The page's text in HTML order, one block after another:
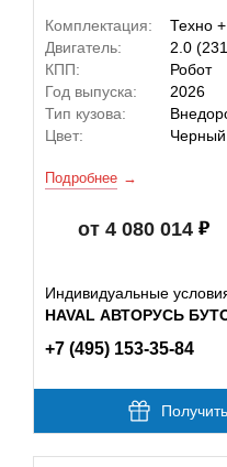
Комплектация:
Техно +
Двигатель:
2.0
КПП:
Робот
Год выпуска:
2026
Тип кузова:
Цвет:
Черный
Подробнее
от 4 080 014
Индивидуальные
HAVAL АВТОРУСЬ
+7 (495) 153-35-84